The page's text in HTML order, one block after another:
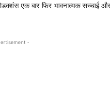
एक बार फिर भावनात्मक सच्चाई और
-